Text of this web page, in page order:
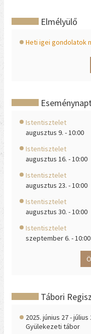
Elmélyülő
Heti igei gondolatok
Istentisztelet
augusztus 9. - 10:00
Istentisztelet
augusztus 16. - 10:00
Istentisztelet
augusztus 23. - 10:00
Istentisztelet
augusztus 30. - 10:00
Istentisztelet
szeptember 6. - 10:00
Tábori
2025. június 27 - július
Gyülekezeti tábor